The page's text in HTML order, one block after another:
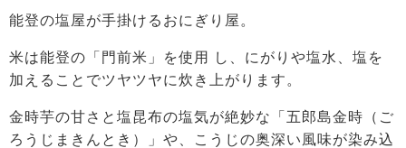
能登の塩屋が手掛けるおにぎり屋。
米は能登の「門前米」を使用 し、にがりや塩水、塩を
加えることでツヤツヤに炊き上がります。
金時芋の甘さと塩昆布の塩気が絶妙な「五郎島金時（ご
ろうじまきんとき）」や、こうじの奥深い風味が染み込